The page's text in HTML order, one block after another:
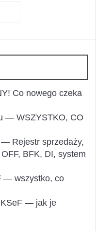
Co nowego czeka
— WSZYSTKO, CO
— Rejestr sprzedaży,
BFK, DI, system
— wszystko, co
KSeF — jak je